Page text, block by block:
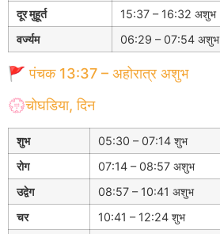
दूर मुहूर्त
15:37 – 16:32 अशुभ
वर्ज्यम
06:29 – 07:54 अशुभ
🚩 पंचक 13:37 – अहोरात्र अशुभ
💮चोघडिया, दिन
शुभ
05:30 – 07:14 शुभ
रोग
07:14 – 08:57 अशुभ
उद्वेग
08:57 – 10:41 अशुभ
चर
10:41 – 12:24 शुभ